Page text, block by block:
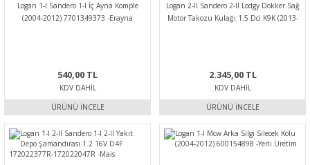
Logan 1-I Sandero 1-I İç Ayna Komple
(2004-2012) 7701349373 -Erayna
540,00 TL
KDV DAHIL
ÜRÜNÜ İNCELE
Logan 2-II Sandero 2-II Lodgy Dokker Sağ
Motor Takozu Kulağı 1.5 Dci K9K (2013-
2.345,00 TL
KDV DAHIL
ÜRÜNÜ İNCELE